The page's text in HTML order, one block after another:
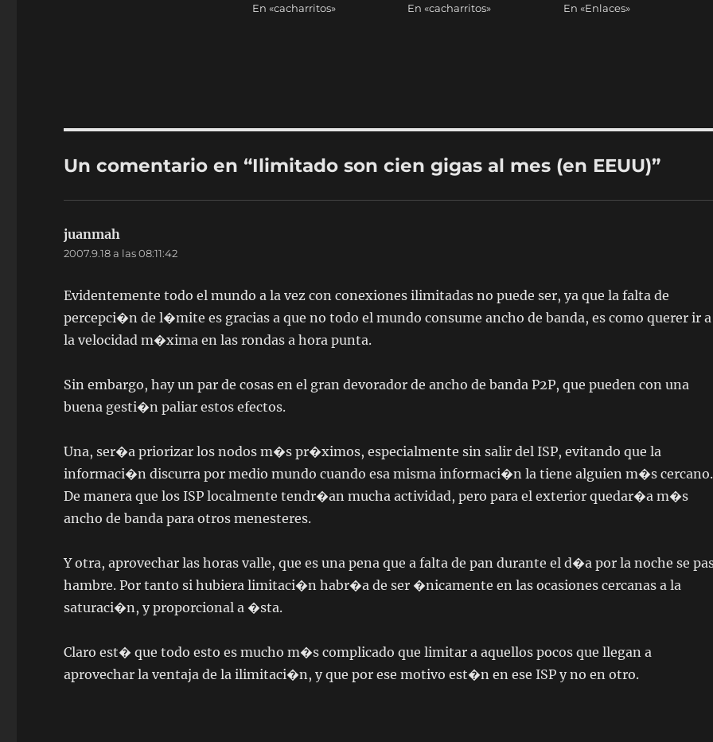
En «cacharritos» En «cacharritos» En «Enlaces»
Un comentario en “Ilimitado son cien gigas al mes (en EEUU)”
juanmah
2007.9.18 a las 08:11:42
Evidentemente todo el mundo a la vez con conexiones ilimitadas no puede ser, ya que la falta de
percepci�n de l�mite es gracias a que no todo el mundo consume ancho de banda, es como querer ir a
la velocidad m�xima en las rondas a hora punta.
Sin embargo, hay un par de cosas en el gran devorador de ancho de banda P2P, que pueden con una
buena gesti�n paliar estos efectos.
Una, ser�a priorizar los nodos m�s pr�ximos, especialmente sin salir del ISP, evitando que la
informaci�n discurra por medio mundo cuando esa misma informaci�n la tiene alguien m�s cercano.
De manera que los ISP localmente tendr�an mucha actividad, pero para el exterior quedar�a m�s
ancho de banda para otros menesteres.
Y otra, aprovechar las horas valle, que es una pena que a falta de pan durante el d�a por la noche se
hambre. Por tanto si hubiera limitaci�n habr�a de ser �nicamente en las ocasiones cercanas a la
saturaci�n, y proporcional a �sta.
Claro est� que todo esto es mucho m�s complicado que limitar a aquellos pocos que llegan a
aprovechar la ventaja de la ilimitaci�n, y que por ese motivo est�n en ese ISP y no en otro.